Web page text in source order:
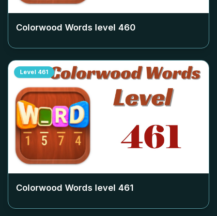
Colorwood Words level 460
Level 461
Colorwood Words level 461